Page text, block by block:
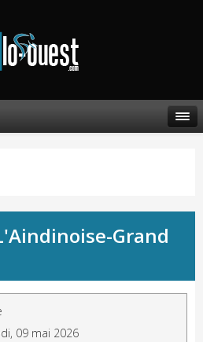
Grand
09 mai 2026